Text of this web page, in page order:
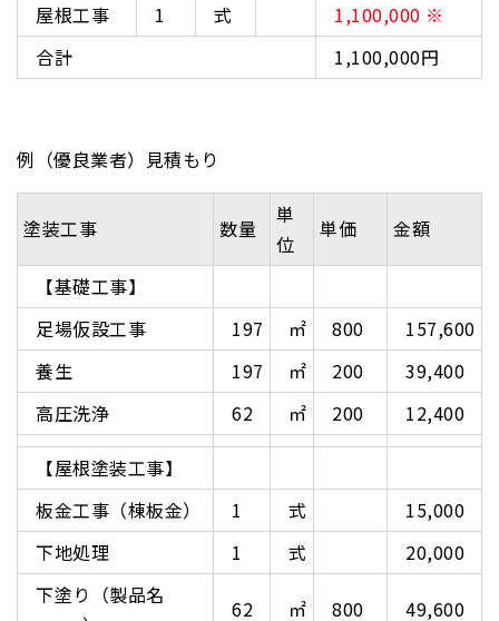
屋根工事
1 式
1,100,000 ※
合計
1,100,000円
例（優良業者）見積もり
塗装工事 数量
単
位
単価 金額
【基礎工事】
足場仮設工事
197 ㎡ 800
157,600
養生
197 ㎡ 200
39,400
高圧洗浄
62 ㎡ 200 12,400
【屋根塗装工事】
板金工事（棟板金）
1 式
15,000
下地処理
1 式
20,000
下塗り（製品名
62 ㎡ 800 49,600